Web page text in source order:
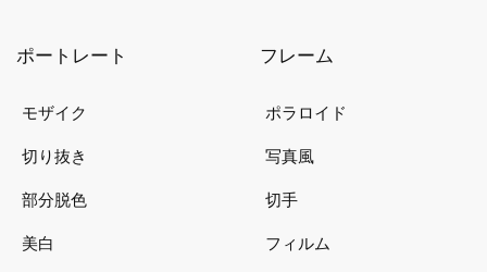
ポートレート
モザイク
切り抜き
部分脱色
美白
フレーム
ポラロイド
写真風
切手
フィルム